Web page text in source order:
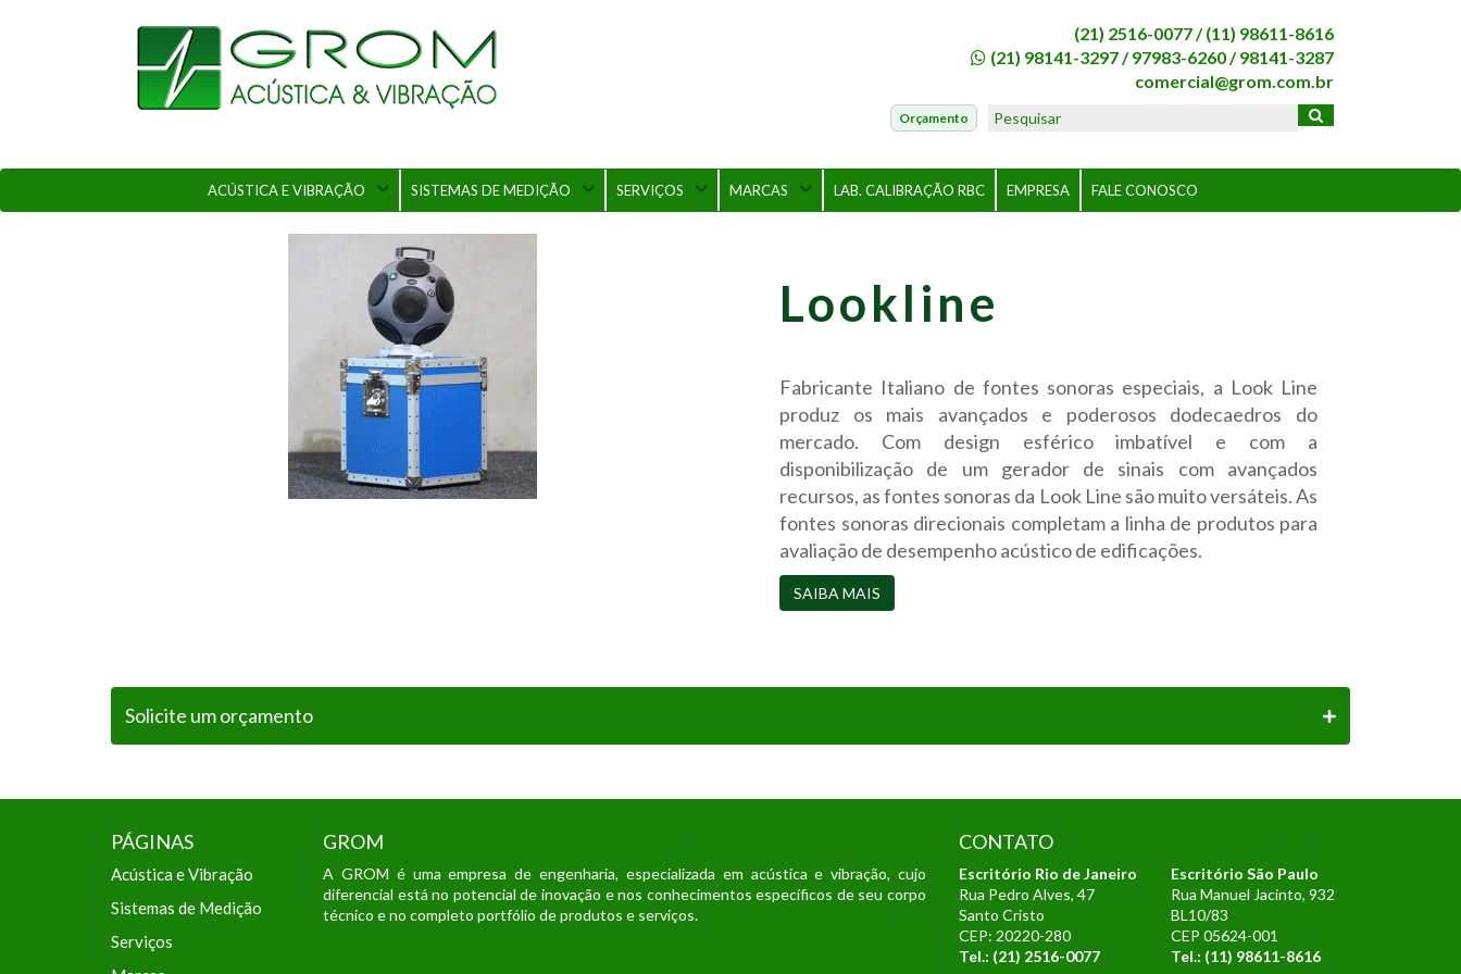
(21) 2516-0077 /(11) 98611-8616
(21) 98141-3297/97983-6260/98141-3287
comercial@grom.com.br
Orçamento
ACÚSTICA E VIBRAÇÃO SISTEMAS DE MEDIÇÃO SERVIÇOS MARCAS LAB. CALIBRAÇÃO RBC EMPRESA FALE CONOSCO
Lookline
Fabricante Italiano de fontes sonoras especiais, a Look Line
produz os mais avançados e poderosos dodecaedros do
mercado. Com design esférico imbatível e com a
disponibilização de um gerador de sinais com avançados
recursos, as fontes sonoras da Look Line são muito versáteis. As
fontes sonoras direcionais completam a linha de produtos para
avaliação de desempenho acústico de edificações.
SAIBA MAIS
Solicite um orçamento
PÁGINAS
Acústica e Vibração
Sistemas de Medição
Serviços
GROM
A GROM é uma empresa de engenharia, especializada em acústica e vibração, cujo
diferencial está no potencial de inovação e nos conhecimentos específicos de seu corpo
técnico e no completo portfólio de produtos e serviços.
CONTATO
Escritório Rio de Janeiro
Rua Pedro Alves, 47
Santo Cristo
CEP: 20220-280
Tel.: (21) 2516-0077
Escritório São Paulo
Rua Manuel Jacinto, 932
BL10/83
CEP 05624-001
Tel.: (11) 98611-8616